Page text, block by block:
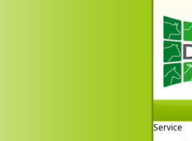
Service